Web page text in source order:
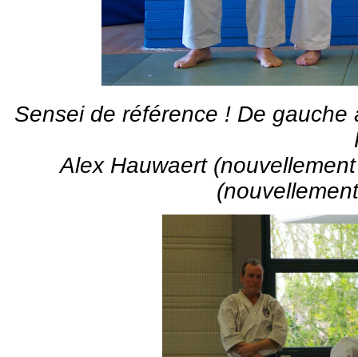
Sensei de référence ! De
Alex Hauwaert